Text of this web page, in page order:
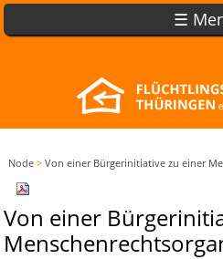
☰
Node > Von einer Bürgerinitiative zu einer
Von einer